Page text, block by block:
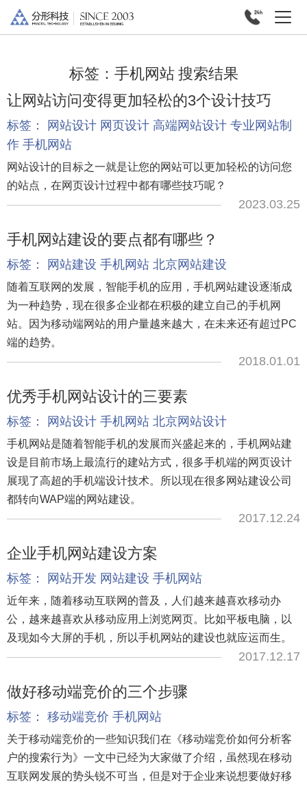
标签： 手机网站 搜索结果
让网站访问变得更加轻松的3个设计技巧
标签： 网站设计 网页设计 高端网站设计 专业网站制
作 手机网站
网站设计的目标之一就是让您的网站可以更加轻松的访问您
的站点，在网页设计过程中都有哪些技巧呢？
2023.03.25
手机网站建设的要点都有哪些？
标签： 网站建设 手机网站 北京网站建设
随着互联网的发展，智能手机的应用，手机网站建设逐渐成
为一种趋势，现在很多企业都在积极的建立自己的手机网
站。因为移动端网站的用户量越来越大，在未来还有超过PC
端的趋势。
2018.01.01
优秀手机网站设计的三要素
标签： 网站设计 手机网站 北京网站设计
手机网站是随着智能手机的发展而兴盛起来的，手机网站建
设是目前市场上最流行的建站方式，很多手机端的网页设计
展现了高超的手机端设计技术。所以现在很多网站建设公司
都转向WAP端的网站建设。
2017.12.24
企业手机网站建设方案
标签： 网站开发 网站建设 手机网站
近年来，随着移动互联网的普及，人们越来越喜欢移动办
公，越来越喜欢从移动应用上浏览网页。比如平板电脑，以
及现如今大屏的手机，所以手机网站的建设也就应运而生。
2017.12.17
做好移动端竞价的三个步骤
标签： 移动端竞价 手机网站
关于移动端竞价的一些知识我们在《移动端竞价如何分析客
户的搜索行为》一文中已经为大家做了介绍，虽然现在移动
互联网发展的势头锐不可当，但是对于企业来说想要做好移